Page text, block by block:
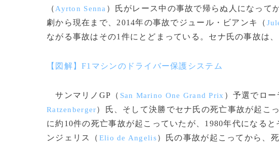
（ Ayrton Senna ）氏がレース中の事故で帰らぬ人になって
劇から現在まで、2014年の事故でジュール・ビアンキ（
ながる事故はその1件にとどまっている。セナ氏の事故は
【図解】F1マシンのドライバー保護システム
サンマリノGP（ San Marino One Grand Prix ）予選でロ
Ratzenberger）氏、そして決勝でセナ氏の死亡事故が起こ
に約10件の死亡事故が起こっていたが、1980年代になる
ンジェリス（ Elio de Angelis）氏の事故が起こってから、